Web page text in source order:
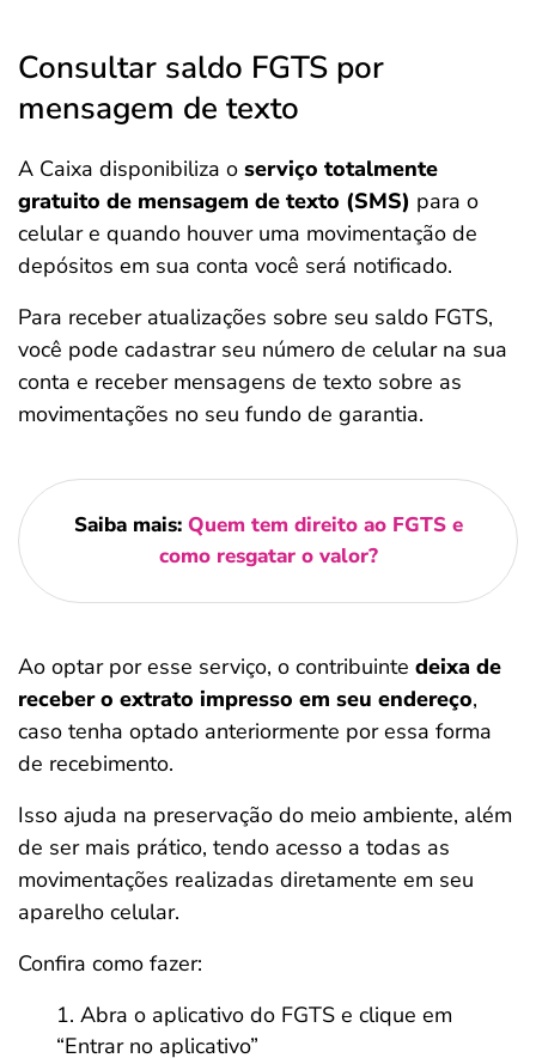
Consultar saldo FGTS por
mensagem de texto
A Caixa disponibiliza o serviço totalmente
gratuito de mensagem de texto (SMS) para o
celular e quando houver uma movimentação de
depósitos em sua conta você será notificado.
Para receber atualizações sobre seu saldo FGTS,
você pode cadastrar seu número de celular na sua
conta e receber mensagens de texto sobre as
movimentações no seu fundo de garantia.
Saiba mais: Quem tem direito ao FGTS e
como resgatar o valor?
Ao optar por esse serviço, o contribuinte deixa de
receber o extrato impresso em seu endereço,
caso tenha optado anteriormente por essa forma
de recebimento.
Isso ajuda na preservação do meio ambiente, além
de ser mais prático, tendo acesso a todas as
movimentações realizadas diretamente em seu
aparelho celular.
Confira como fazer:
Abra o aplicativo do FGTS e clique em
“Entrar no aplicativo”